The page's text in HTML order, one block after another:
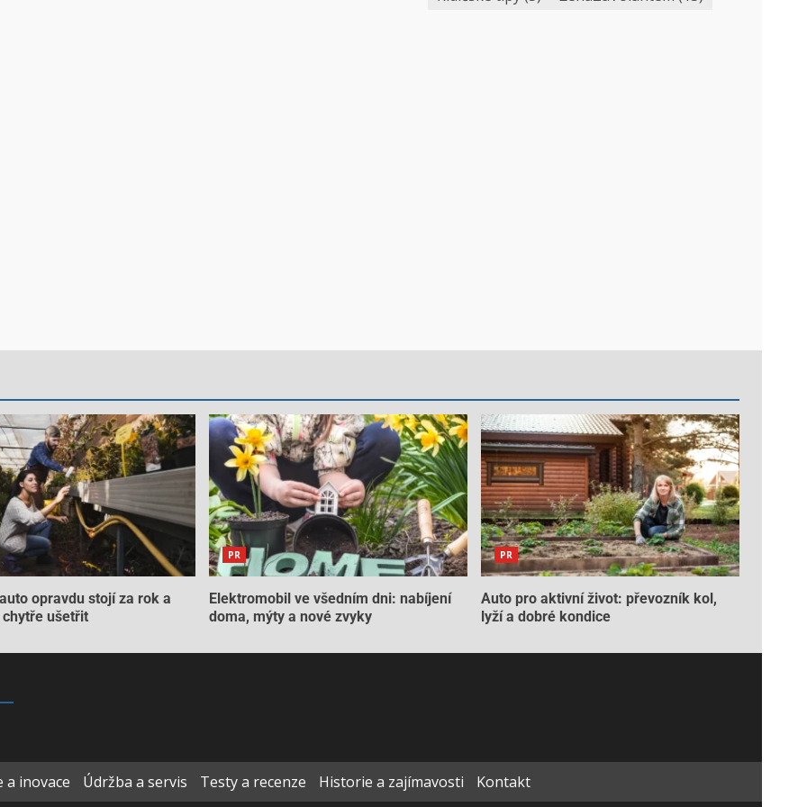
opravdu stojí za rok a
chytře ušetřit
PR
Elektromobil ve všedním dni: nabíjení
doma, mýty a nové zvyky
PR
Auto pro aktivní život: převozník kol,
lyží a dobré kondice
a inovace Údržba a servis Testy a recenze Historie a zajímavosti Kontakt